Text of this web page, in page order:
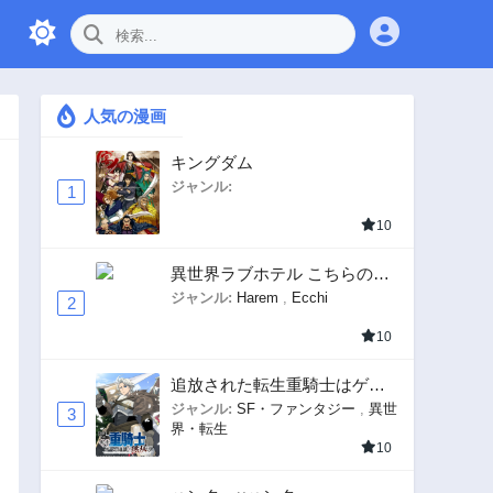
人気の漫画
1
キングダム
ジャンル:
10
2
異世界ラブホテル こちらのお
部屋はハーレムです
ジャンル: Harem Ecchi
10
3
追放された転生重騎士はゲー
ム知識で無双する
ジャンル: SF・ファンタジー
異世
界・転生
10